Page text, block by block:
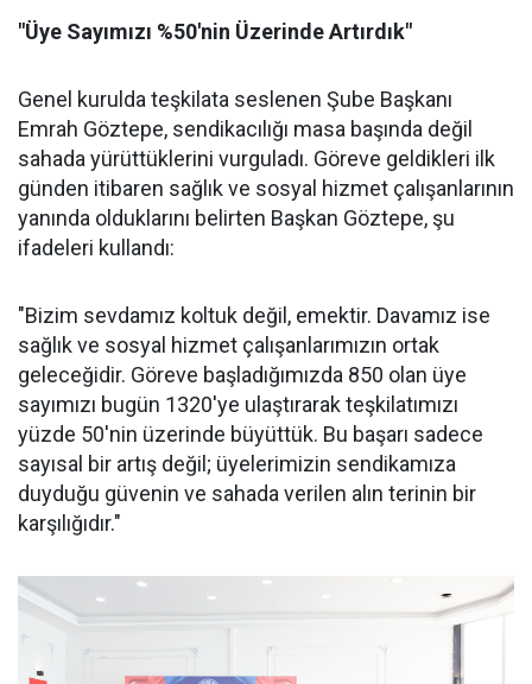
"Üye Sayımızı %50'nin Üzerinde Artırdık"
Genel kurulda teşkilata seslenen Şube Başkanı
Emrah Göztepe, sendikacılığı masa başında değil
sahada yürüttüklerini vurguladı. Göreve geldikleri ilk
günden itibaren sağlık ve sosyal hizmet çalışanlarının
yanında olduklarını belirten Başkan Göztepe, şu
ifadeleri kullandı:
"Bizim sevdamız koltuk değil, emektir. Davamız ise
sağlık ve sosyal hizmet çalışanlarımızın ortak
geleceğidir. Göreve başladığımızda 850 olan üye
sayımızı bugün 1320'ye ulaştırarak teşkilatımızı
yüzde 50'nin üzerinde büyüttük. Bu başarı sadece
sayısal bir artış değil; üyelerimizin sendikamıza
duyduğu güvenin ve sahada verilen alın terinin bir
karşılığıdır."